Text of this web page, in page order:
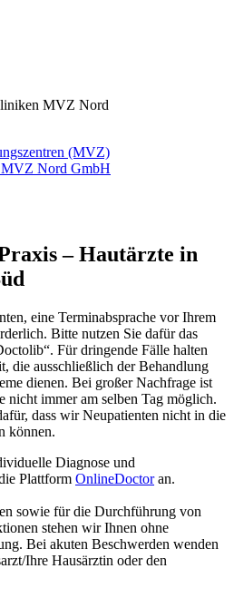
MVZ Nord
(MVZ)
Nord GmbH
– Hautärzte in
eine Terminabsprache vor Ihrem
Bitte nutzen Sie dafür das
Für dringende Fälle halten
die ausschließlich der Behandlung
dienen. Bei großer Nachfrage ist
nicht immer am selben Tag möglich.
dass wir Neupatienten nicht in die
können.
Diagnose und
Plattform OnlineDoctoran.
sowie für die Durchführung von
stehen wir Ihnen ohne
Bei akuten Beschwerden wenden
Ihre Hausärztin oder den